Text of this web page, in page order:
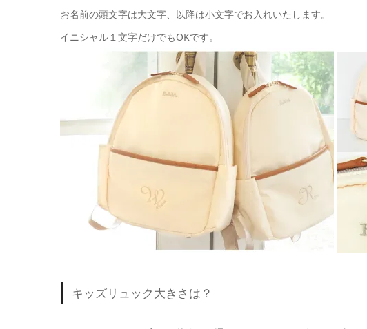
お名前の頭文字は大文字、以降は小文字でお入れいたします。
イニシャル１文字だけでもOKです。
キッズリュック大きさは？